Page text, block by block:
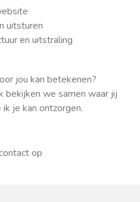
uitsturen
en uitstraling
jou kan betekenen?
bekijken we samen waar jij
je kan ontzorgen.
op